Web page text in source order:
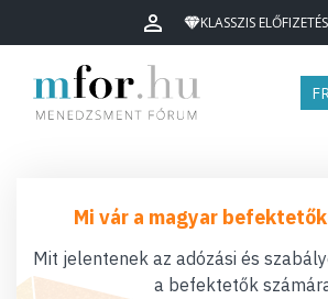
KLASSZIS ELŐFIZETÉS
Mi vár a magyar
Mit jelentenek az adózási és
a befektetők